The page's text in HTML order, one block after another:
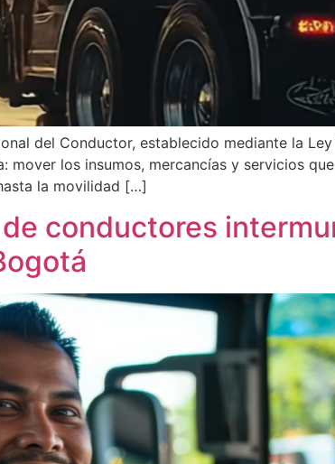
del Conductor, establecido mediante la
mover los insumos, mercancías y servicios
la movilidad […]
conductores